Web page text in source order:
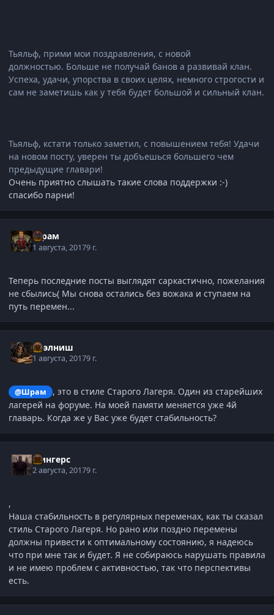
Тьяльф, прими мои поздравления, с новой
должностью. Больше не получай банов а развивай клан.
Успеха, удачи, упорства в своих целях, немного строгости и
сам не заметишь как у тебя будет большой и сильный клан.
Тьяльф, кстати только заметил, с повышением тебя! Удачи
на новом посту, уверен ты добъешься большего чем
предыдущие главари!
Очень приятно слышать такие слова поддержки :-)
спасибо парни!
Шрам
1 августа, 20179 г.
Теперь последние посты выглядят саркастично, пожелания
не сбылись( Мы снова остались без вожака и ступаем на
путь перемен...
Нээлниш
1 августа, 20179 г.
@Шрам
, это в стиле Старого Лагеря. Один из старейших
лагерей на форуме. На моей памяти меняется уже 4й
главарь. Когда же у Вас уже будет стабильность?
Фингерс
2 августа, 20179 г.
,
Наша стабильность в регулярных переменах, как ты сказал
стиль Старого Лагеря. Но рано или поздно перемены
должны привести к оптимальному состоянию, я надеюсь
что при мне так и будет. Я не собираюсь нарушать правила
и не имею проблем с активностью, так что перспективы
есть.